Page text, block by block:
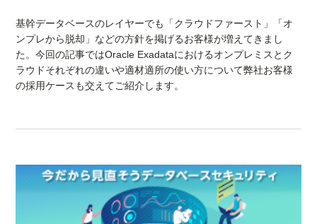
基幹データベースのレイヤーでも「クラウドファースト」「オ
ンプレから脱却」などの方針を掲げるお客様が増えてきまし
た。今回の記事ではOracle Exadataにおけるオンプレミスとク
ラウドそれぞれの違いや適材適所の使い方について弊社お客様
の採用ケースも交えてご紹介します。